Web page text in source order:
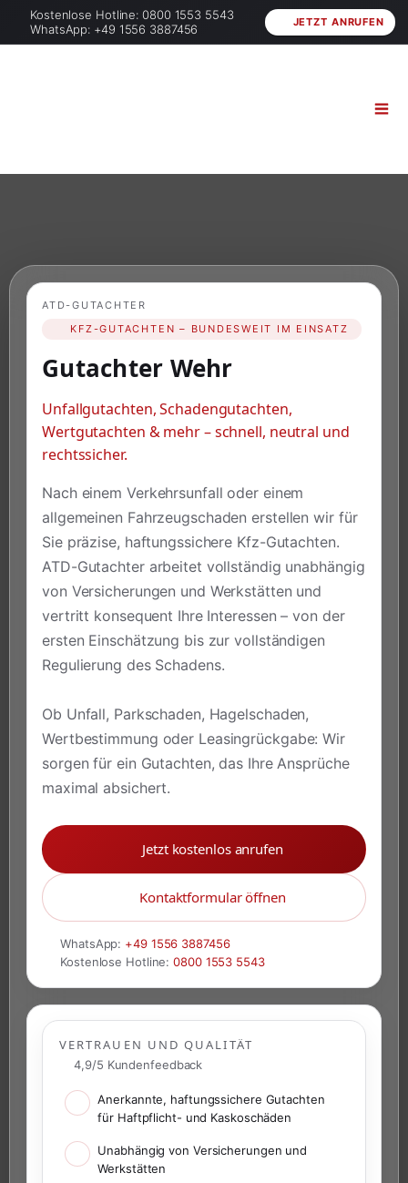
Kostenlose Hotline: 0800 1553 5543
WhatsApp: +49 1556 3887456
JETZT ANRUFEN
ATD-GUTACHTER
KFZ-GUTACHTEN – BUNDESWEIT IM EINSATZ
Gutachter Wehr
Unfallgutachten, Schadengutachten,
Wertgutachten & mehr – schnell, neutral und
rechtssicher.
Nach einem Verkehrsunfall oder einem
allgemeinen Fahrzeugschaden erstellen wir für
Sie präzise, haftungssichere Kfz-Gutachten.
ATD-Gutachter arbeitet vollständig unabhängig
von Versicherungen und Werkstätten und
vertritt konsequent Ihre Interessen – von der
ersten Einschätzung bis zur vollständigen
Regulierung des Schadens.
Ob Unfall, Parkschaden, Hagelschaden,
Wertbestimmung oder Leasingrückgabe: Wir
sorgen für ein Gutachten, das Ihre Ansprüche
maximal absichert.
Jetzt kostenlos anrufen
Kontaktformular öffnen
WhatsApp: +49 1556 3887456
Kostenlose Hotline:0800 1553 5543
VERTRAUEN UND QUALITÄT
4,9/5 Kundenfeedback
Anerkannte, haftungssichere Gutachten
für Haftpflicht- und Kaskoschäden
Unabhängig von Versicherungen und
Werkstätten